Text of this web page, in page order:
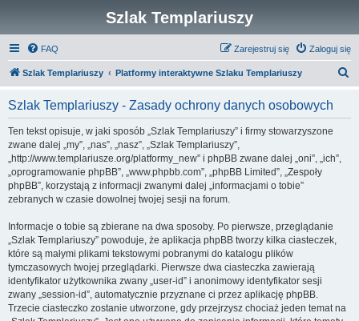
Szlak Templariuszy
FAQ Zaloguj się
Zarejestruj się
Szlak Templariuszy Platformy interaktywne Szlaku Templariuszy
Szlak Templariuszy - Zasady ochrony danych osobowych
Ten tekst opisuje, w jaki sposób „Szlak Templariuszy” i firmy stowarzyszone
zwane dalej „my”, „nas”, „nasz”, „Szlak Templariuszy”,
„http://www.templariusze.org/platformy_new” i phpBB zwane dalej „oni”, „ich”,
„oprogramowanie phpBB”, „www.phpbb.com”, „phpBB Limited”, „Zespoły
phpBB”, korzystają z informacji zwanymi dalej „informacjami o tobie”
zebranych w czasie dowolnej twojej sesji na forum.
Informacje o tobie są zbierane na dwa sposoby. Po pierwsze, przeglądanie
„Szlak Templariuszy” powoduje, że aplikacja phpBB tworzy kilka ciasteczek,
które są małymi plikami tekstowymi pobranymi do katalogu plików
tymczasowych twojej przeglądarki. Pierwsze dwa ciasteczka zawierają
identyfikator użytkownika zwany „user-id” i anonimowy identyfikator sesji
zwany „session-id”, automatycznie przyznane ci przez aplikację phpBB.
Trzecie ciasteczko zostanie utworzone, gdy przejrzysz chociaż jeden temat na